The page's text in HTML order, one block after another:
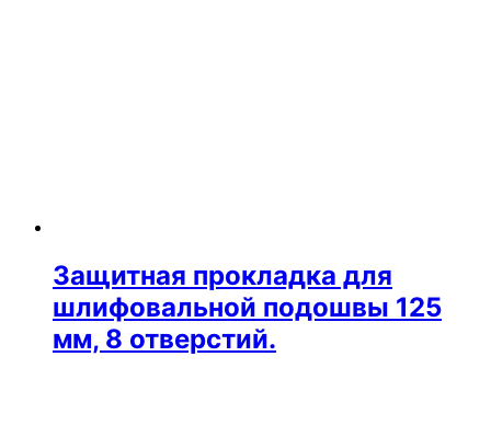
Защитная прокладка для
шлифовальной подошвы 125
мм, 8 отверстий.